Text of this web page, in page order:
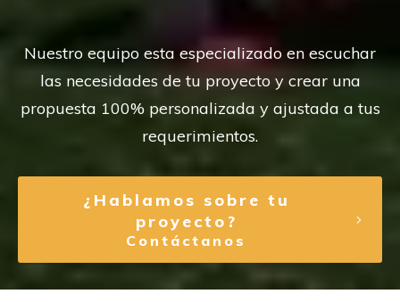
Nuestro equipo esta especializado en escuchar
las necesidades de tu proyecto y crear una
propuesta 100% personalizada y ajustada a tus
requerimientos.
¿Hablamos sobre tu
proyecto?
Contáctanos